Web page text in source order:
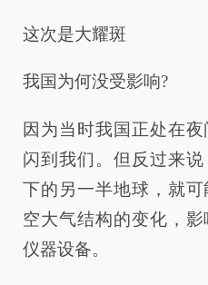
这次是大耀斑
我国为何没受影响?
因为当时我国正处在
闪到我们。但反过来
下的另一半地球，就
空大气结构的变化，
仪器设备。